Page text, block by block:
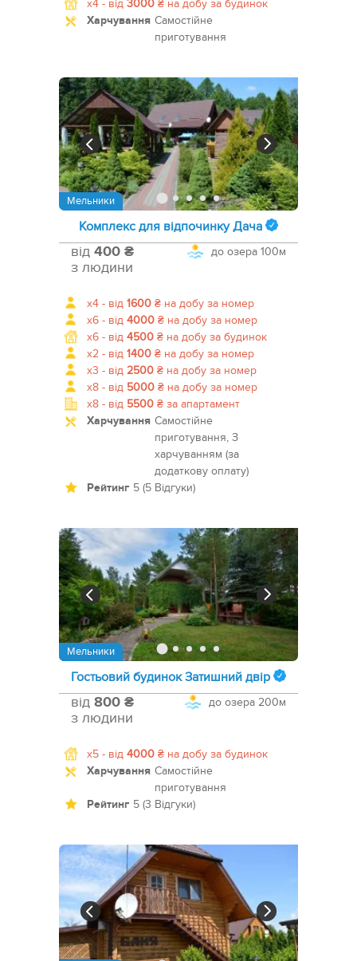
x4 - від 3000 ₴ на добу за будинок
Харчування Самостійне
приготування
Мельники
Комплекс для відпочинку Дача
до озера 100м
від 400 ₴
з людини
x4 - від 1600 ₴ на добу за номер
x6 - від 4000 ₴ на добу за номер
x6 - від 4500 ₴ на добу за будинок
x2 - від 1400 ₴ на добу за номер
x3 - від 2500 ₴ на добу за номер
x8 - від 5000 ₴ на добу за номер
x8 - від 5500 ₴ за апартамент
Харчування Самостійне
приготування, З
харчуванням (за
додаткову оплату)
Рейтинг 5 (5 Відгуки)
Мельники
Гостьовий будинок Затишний двір
до озера 200м
від 800 ₴
з людини
x5 - від 4000 ₴ на добу за будинок
Харчування Самостійне
приготування
Рейтинг 5 (3 Відгуки)